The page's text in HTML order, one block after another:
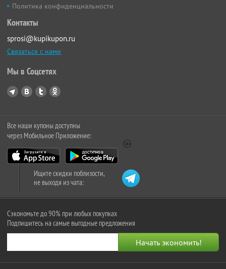
Политика конфиденциальности
Контакты
sprosi@kupikupon.ru
Связаться с нами
Мы в Соцсетях
Все наши купоны доступны
через Мобильное Приложение:
Ищите скидки поблизости,
не выходя из чата:
Сэкономьте до 90% при любых покупках
Подпишитесь на самые выгодные предложения